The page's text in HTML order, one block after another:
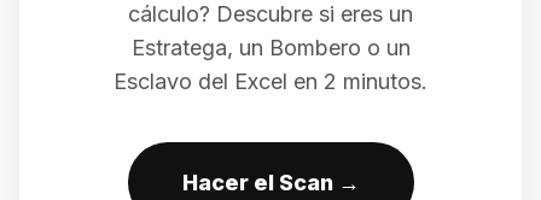
cálculo? Descubre si eres un
Estratega, un Bombero o un
Esclavo del Excel en 2 minutos.
Hacer el Scan →